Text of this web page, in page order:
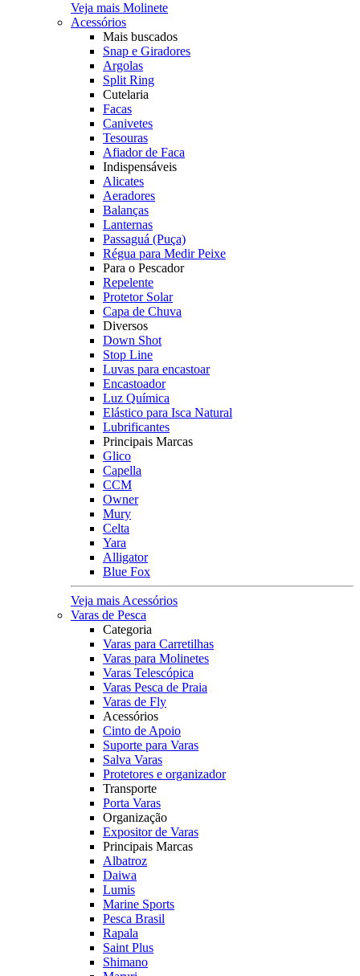
Veja mais Molinete
Acessórios
Mais buscados
Snap e Giradores
Argolas
Split Ring
Cutelaria
Facas
Canivetes
Tesouras
Afiador de Faca
Indispensáveis
Alicates
Aeradores
Balanças
Lanternas
Passaguá (Puça)
Régua para Medir Peixe
Para o Pescador
Repelente
Protetor Solar
Capa de Chuva
Diversos
Down Shot
Stop Line
Luvas para encastoar
Encastoador
Luz Química
Elástico para Isca Natural
Lubrificantes
Principais Marcas
Glico
Capella
CCM
Owner
Mury
Celta
Yara
Alligator
Blue Fox
Veja mais Acessórios
Varas de Pesca
Categoria
Varas para Carretilhas
Varas para Molinetes
Varas Telescópica
Varas Pesca de Praia
Varas de Fly
Acessórios
Cinto de Apoio
Suporte para Varas
Salva Varas
Protetores e organizador
Transporte
Porta Varas
Organização
Expositor de Varas
Principais Marcas
Albatroz
Daiwa
Lumis
Marine Sports
Pesca Brasil
Rapala
Saint Plus
Shimano